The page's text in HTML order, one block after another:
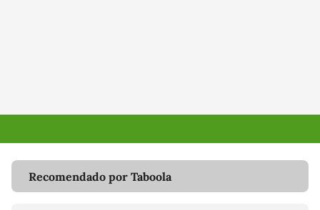
Recomendado por Taboola